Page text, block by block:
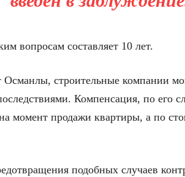
вопросам составляет 10 лет.
строительные компании
Компенсация, по его
момент продажи квартиры, а по
подобных случаев